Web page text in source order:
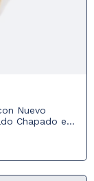
Nuevo
Chapado en